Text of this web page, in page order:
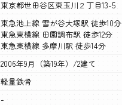
東京都世田谷区東玉川２丁目13-5
東急池上線 雪が谷大塚駅 徒歩10分
東急東横線 田園調布駅 徒歩12分
東急東横線 多摩川駅 徒歩14分
2006年9月（築19年）/2建て
軽量鉄骨
-